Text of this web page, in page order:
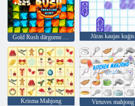
Gold Rush dārgumu medības Jūras kaujas kuģis
Krisma Mahjong Virtuves mahjong